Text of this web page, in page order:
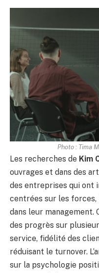
Photo : Tima
Les recherches de Kim
ouvrages et dans des
des entreprises qui ont
centrées sur les
dans leur
des progrès sur
service, fidélité des
réduisant le turnover.
sur la psychologie